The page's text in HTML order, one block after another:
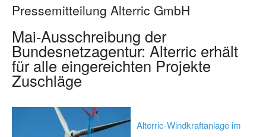
Pressemitteilung Alterric GmbH
Mai-Ausschreibung der
Bundesnetzagentur: Alterric erhält
für alle eingereichten Projekte
Zuschläge
Alterric-Windkraftanlage im